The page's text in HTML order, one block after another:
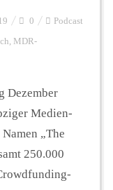
0 Podcast
, MDR-
Dezember
Medien-
„The
250.000